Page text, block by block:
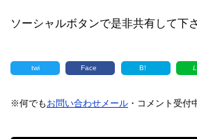
ソーシャルボタンで是非共有して下
twi Face B!
※何でも お問い合わせメール ・コメント受付